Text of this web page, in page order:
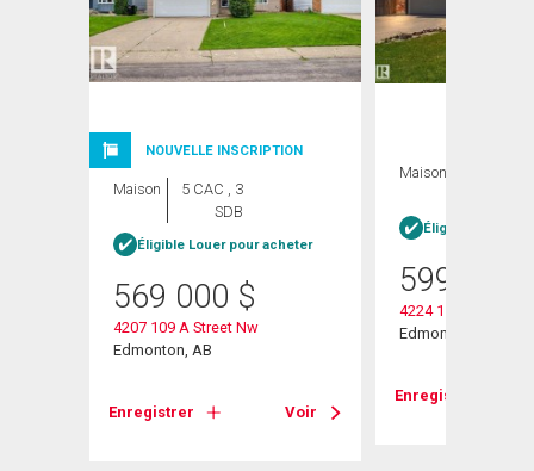
NOUVELLE INSCRIPTION
Maison
5 CAC , 3
SDB
Éligible Louer pour acheter
569 000 $
4207 109 A Street Nw
Edmonton, AB
Enregistrer Voir
Maison
Éligible Louer
599 900
4224 110 Street
Edmonton, AB
Enregistrer